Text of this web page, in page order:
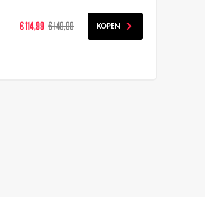
€ 114,99 € 149,99 KOPEN